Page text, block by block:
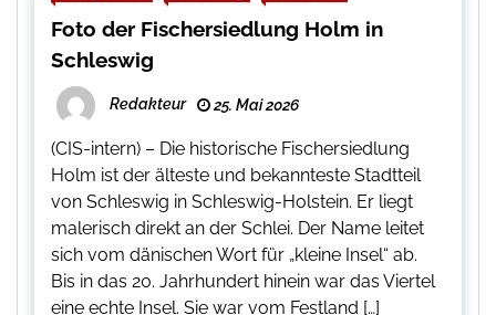
Foto der Fischersiedlung Holm in
Schleswig
Redakteur 25. Mai 2026
(CIS-intern) – Die historische Fischersiedlung
Holm ist der älteste und bekannteste Stadtteil
von Schleswig in Schleswig-Holstein. Er liegt
malerisch direkt an der Schlei. Der Name leitet
sich vom dänischen Wort für „kleine Insel“ ab.
Bis in das 20. Jahrhundert hinein war das Viertel
eine echte Insel. Sie war vom Festland […]